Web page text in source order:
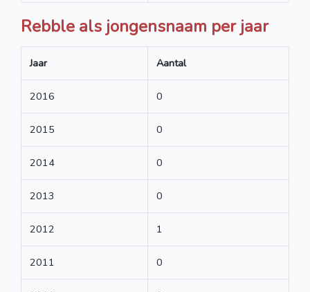
Rebble als jongensnaam per jaar
Jaar Aantal
2016 0
2015 0
2014 0
2013 0
2012 1
2011 0